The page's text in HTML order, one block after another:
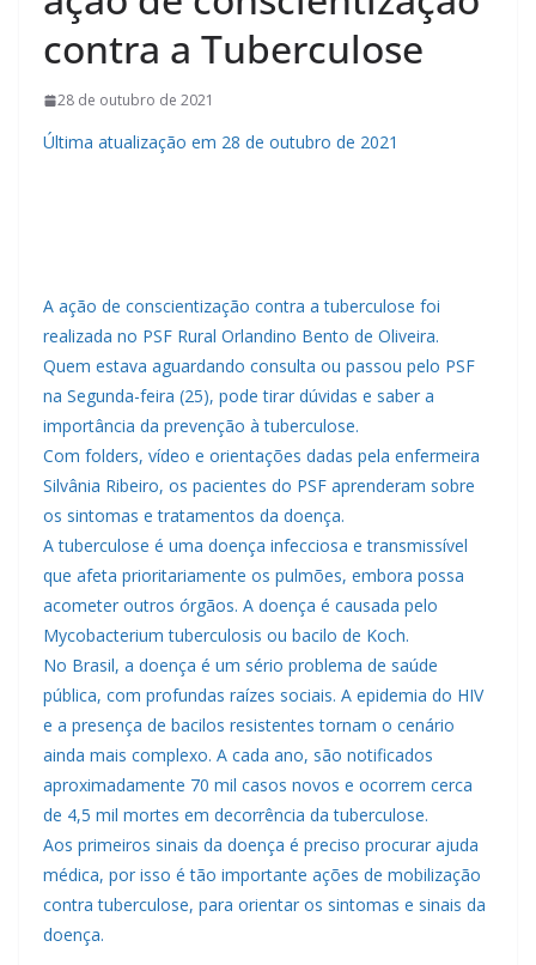
contra a Tuberculose
28 de outubro de 2021
Última atualização em 28 de outubro de 2021
A ação de conscientização contra a tuberculose foi
realizada no PSF Rural Orlandino Bento de Oliveira.
Quem estava aguardando consulta ou passou pelo PSF
na Segunda-feira (25), pode tirar dúvidas e saber a
importância da prevenção à tuberculose.
Com folders, vídeo e orientações dadas pela enfermeira
Silvânia Ribeiro, os pacientes do PSF aprenderam sobre
os sintomas e tratamentos da doença.
A tuberculose é uma doença infecciosa e transmissível
que afeta prioritariamente os pulmões, embora possa
acometer outros órgãos. A doença é causada pelo
Mycobacterium tuberculosis ou bacilo de Koch.
No Brasil, a doença é um sério problema de saúde
pública, com profundas raízes sociais. A epidemia do HIV
e a presença de bacilos resistentes tornam o cenário
ainda mais complexo. A cada ano, são notificados
aproximadamente 70 mil casos novos e ocorrem cerca
de 4,5 mil mortes em decorrência da tuberculose.
Aos primeiros sinais da doença é preciso procurar ajuda
médica, por isso é tão importante ações de mobilização
contra tuberculose, para orientar os sintomas e sinais da
doença.